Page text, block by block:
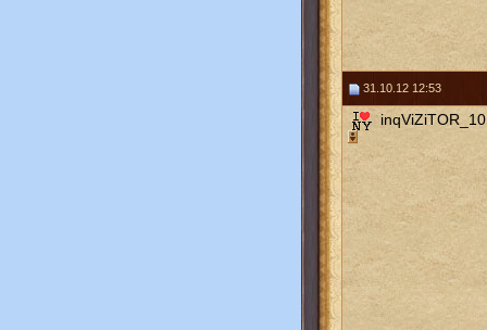
31.10.12 12:53